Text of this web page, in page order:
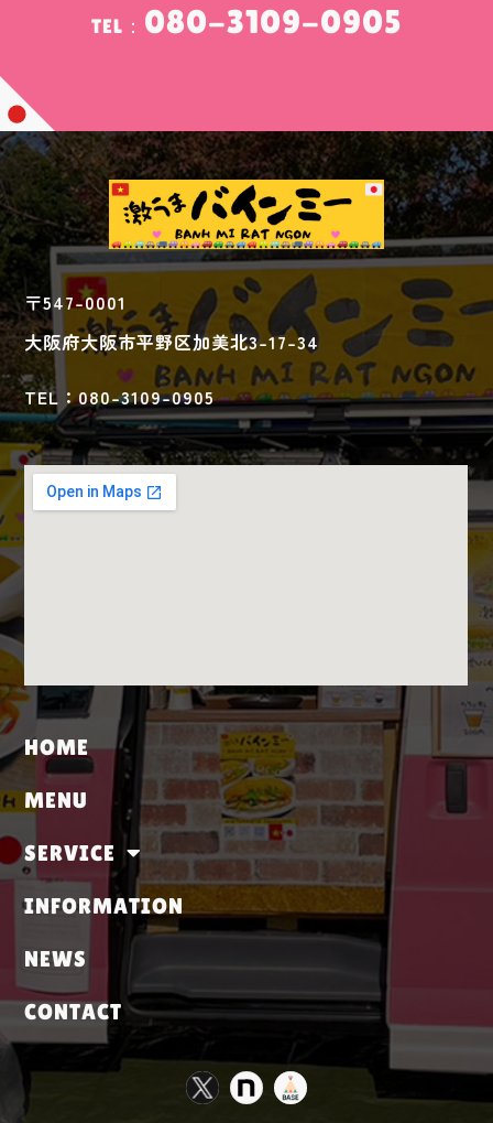
TEL： 080-3109-0905
〒547-0001
大阪府大阪市平野区加美北3-17-34
TEL：080-3109-0905
HOME
MENU
SERVICE
INFORMATION
NEWS
CONTACT